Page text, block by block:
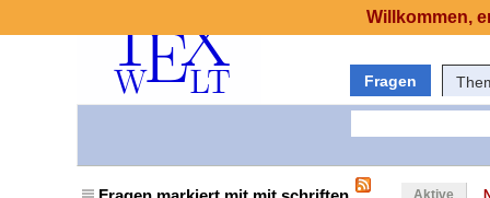
Fragen
Willkommen,